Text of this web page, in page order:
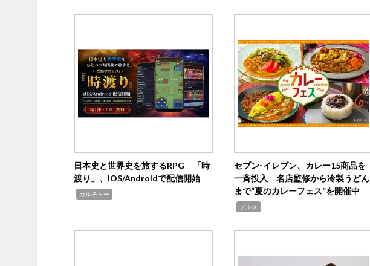
日本史と世界史を旅するRPG 「時
渡り」、iOS/Androidで配信開始
カルチャー
セブン‐イレブン、カレー15商品を
一斉投入 名店監修から冷製うどん
まで“夏のカレーフェス”を開催中
グルメ